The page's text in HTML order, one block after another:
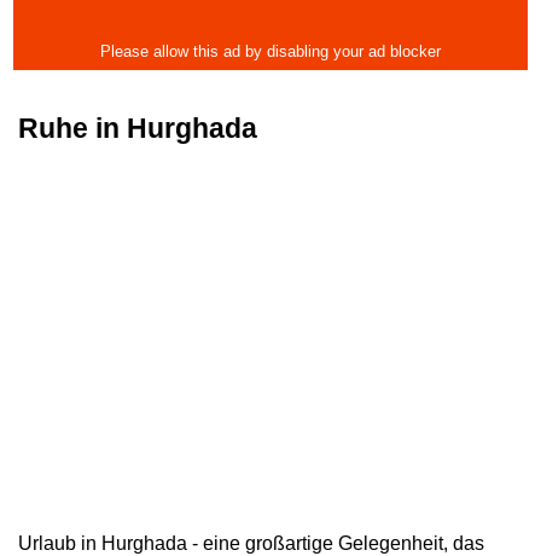
Ruhe in Hurghada
Urlaub in Hurghada - eine großartige Gelegenheit, das